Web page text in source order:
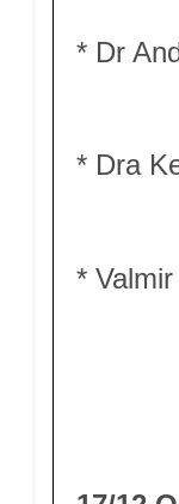
* Dr
* Dra
*